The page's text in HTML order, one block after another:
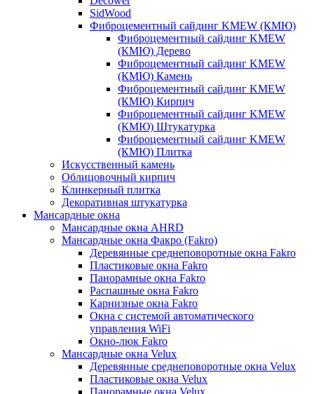
SidWood
Фиброцементный сайдинг KMEW (КМЮ)
Фиброцементный сайдинг KMEW
(КМЮ) Дерево
Фиброцементный сайдинг KMEW
(КМЮ) Камень
Фиброцементный сайдинг KMEW
(КМЮ) Кирпич
Фиброцементный сайдинг KMEW
(КМЮ) Штукатурка
Фиброцементный сайдинг KMEW
(КМЮ) Плитка
Искусственный камень
Облицовочный кирпич
Клинкерный плитка
Декоративная штукатурка
Мансардные окна
Мансардные окна AHRD
Мансардные окна Факро (Fakro)
Деревянные среднеповоротные окна Fakro
Пластиковые окна Fakro
Панорамные окна Fakro
Распашные окна Fakro
Карнизные окна Fakro
Окна с системой автоматического
управления WiFi
Окно-люк Fakro
Мансардные окна Velux
Деревянные среднеповоротные окна Velux
Пластиковые окна Velux
Панорамные окна Velux